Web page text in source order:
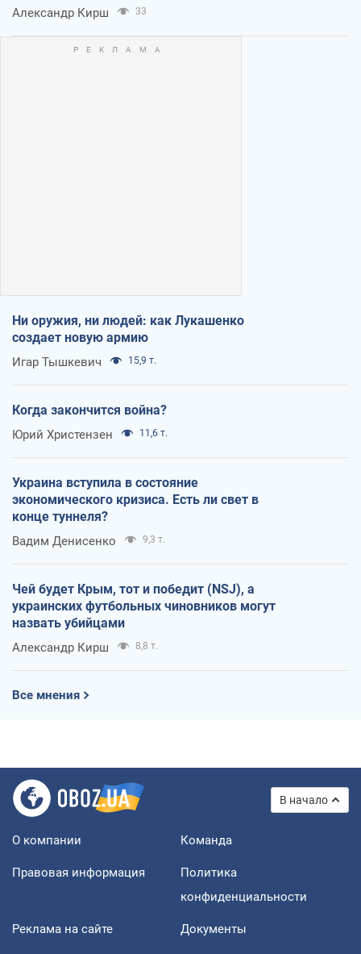
Александр Кирш 33
Ни оружия, ни людей: как Лукашенко
создает новую армию
Игар Тышкевич 15,9 т.
Когда закончится война?
Юрий Христензен 11,6 т.
Украина вступила в состояние
экономического кризиса. Есть ли свет в
конце туннеля?
Вадим Денисенко 9,3 т.
Чей будет Крым, тот и победит (NSJ), а
украинских футбольных чиновников могут
назвать убийцами
Александр Кирш 8,8 т.
Все мнения
В начало
О компании Команда
Правовая информация
Политика
конфиденциальности
Реклама на сайте Документы